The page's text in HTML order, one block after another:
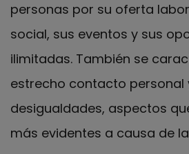
personas por su oferta
social, sus eventos y sus
ilimitadas. También se
estrecho contacto personal
desigualdades, aspectos
más evidentes a causa de la